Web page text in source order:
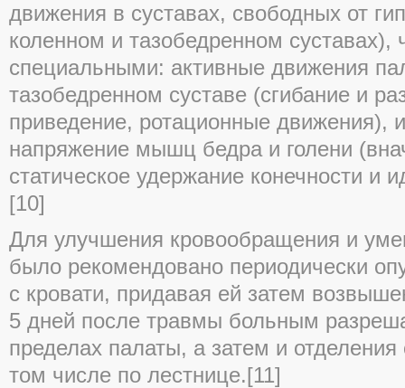
движения в суставах, свободных от
коленном и тазобедренном суставах),
специальными: активные движения
тазобедренном суставе (сгибание и
приведение, ротационные движения),
напряжение мышц бедра и голени
статическое удержание конечности и
[10]
Для улучшения кровообращения и
было рекомендовано периодически
с кровати, придавая ей затем
5 дней после травмы больным
пределах палаты, а затем и
том числе по лестнице.[11]